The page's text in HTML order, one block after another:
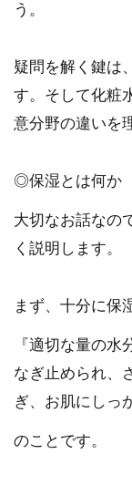
う。
疑問を解く鍵は
す。そして化粧
意分野の違いを
◎保湿とは何か
大切なお話なの
く説明します。
まず、十分に保
『適切な量の
なぎ止められ、
ぎ、お肌にしっ
のことです。